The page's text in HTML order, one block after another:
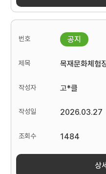
목재문화체험
고*클
2026.03.27
1484
상